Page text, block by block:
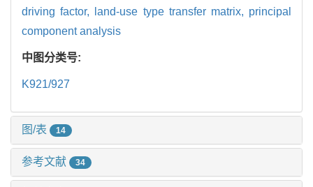
driving factor,
land-use type transfer matrix, principal
component analysis
中图分类号:
K921/927
图/表 14
参考文献 34